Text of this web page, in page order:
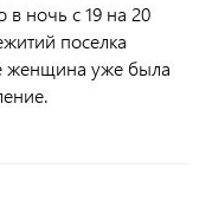
ночь с 19 на 20
поселка
женщина уже была